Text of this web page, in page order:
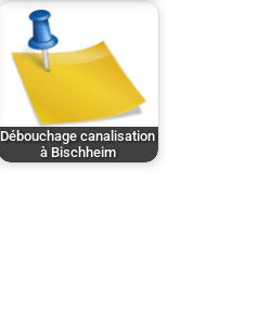
Débouchage canalisation
à Bischheim